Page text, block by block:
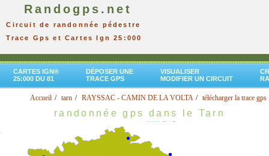
Randogps.net
Circuit de randonnée pédestre
Trace Gps et Cartes Ign 25:000
CARTES IGN®
25:000 DU 81
DÉPOSER UNE
TRACE GPS
VISUALISER
MODIFIER UN CIRCUIT
Accueil tarn RAYSSAC - CAMIN DE LA VOLTA télécharger la trace gps
randonnée gps dans le Tarn